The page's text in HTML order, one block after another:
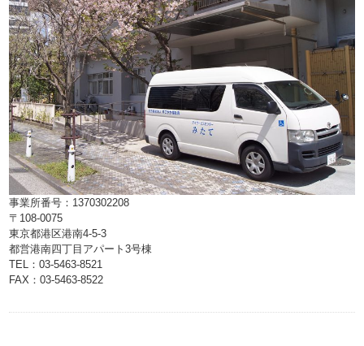
事業所番号：1370302208
〒108-0075
東京都港区港南4-5-3
都営港南四丁目アパート3号棟
TEL：03-5463-8521
FAX：03-5463-8522